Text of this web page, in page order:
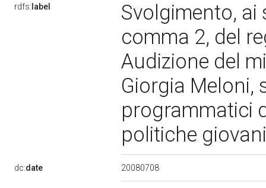
rdfs: label
Svolgimento, ai
comma 2, del
Audizione del
Giorgia Meloni,
programmatici
politiche
dc:date 20080708